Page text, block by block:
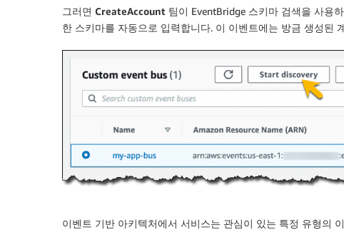
그러면 CreateAccount 팀이 EventBridge 스키마 검색을 사용
한 스키마를 자동으로 입력합니다. 이 이벤트에는 방금 생성된
이벤트 기반 아키텍처에서 서비스는 관심이 있는 특정 유형의